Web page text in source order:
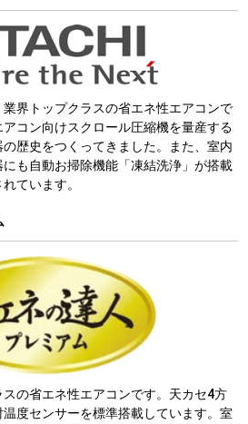
界トップクラスの省エネ性エアコンで
コン向けスクロール圧縮機を量産する
歴史をつくってきました。また、室内
も自動お掃除機能「凍結洗浄」が搭載
ています。
の省エネ性エアコンです。天カセ4方
度センサーを標準搭載しています。室